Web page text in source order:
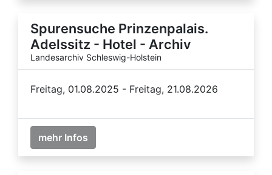
Spurensuche Prinzenpalais.
Adelssitz - Hotel - Archiv
Landesarchiv Schleswig-Holstein
Freitag, 01.08.2025 - Freitag, 21.08.2026
mehr Infos